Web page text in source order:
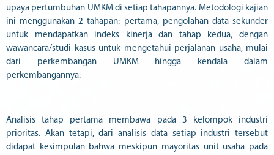
upaya pertumbuhan UMKM di setiap tahapannya. Metodologi kajian
ini menggunakan 2 tahapan: pertama, pengolahan data sekunder
untuk mendapatkan indeks kinerja dan tahap kedua, dengan
wawancara/studi kasus untuk mengetahui perjalanan usaha, mulai
dari perkembangan UMKM hingga kendala dalam
perkembangannya.
Analisis tahap pertama membawa pada 3 kelompok industri
prioritas. Akan tetapi, dari analisis data setiap industri tersebut
didapat kesimpulan bahwa meskipun mayoritas unit usaha pada